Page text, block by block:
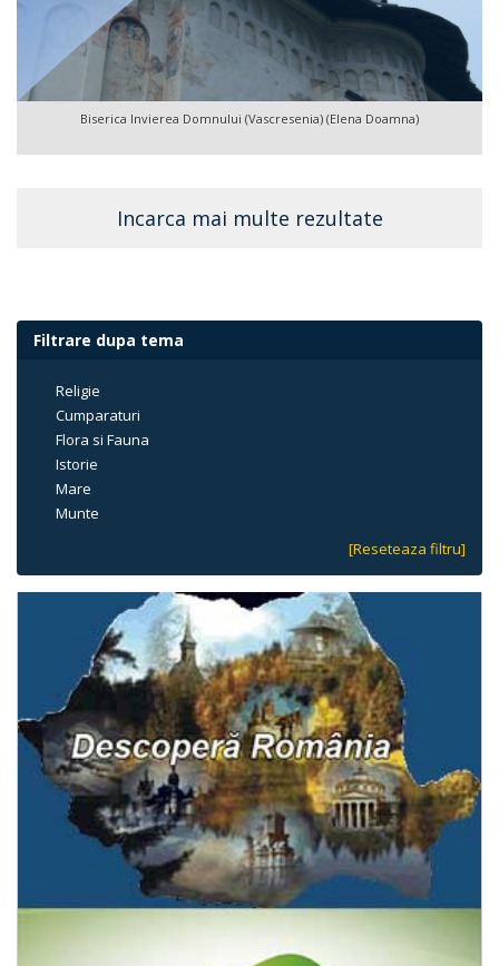
Biserica Invierea Domnului (Vascresenia) (Elena Doamna)
Incarca mai multe rezultate
Filtrare dupa tema
Religie
Cumparaturi
Flora si Fauna
Istorie
Mare
Munte
[Reseteaza filtru]